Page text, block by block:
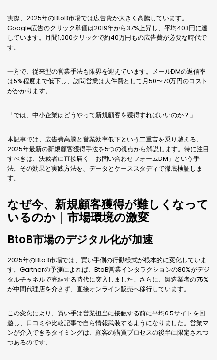
実際、2025年のBtoB市場では広告費が大きく高騰しています。
Google広告のクリック単価は2019年から37%上昇し、平均403円に達
しています。月間1,000クリックで約40万円もの広告費が必要な時代で
す。
一方で、従来型の営業手法も限界を迎えています。メールDMの返信率
は5%程度まで低下し、訪問営業は人件費として月50〜70万円のコスト
がかかります。
「では、中小企業はどうやって新規顧客を獲得すればいいのか？」
本記事では、広告費高騰と営業効率低下という二重苦を乗り越える、
2025年最新の新規顧客獲得手法を5つの視点から解説します。特に注目
すべきは、決裁者に直接届く「お問い合わせフォームDM」という手
法。その効果と実践方法を、データとケーススタディで徹底検証しま
す。
なぜ今、新規顧客獲得が難しくなって
いるのか｜市場環境の激変
BtoB市場のデジタル化が加速
2025年のBtoB市場では、買い手側の行動様式が根本的に変化していま
す。Gartnerの予測によれば、BtoB営業インタラクションの80%がデジ
タルチャネルで完結する時代に突入しました。さらに、製造業者の75%
が中間代理店を介さず、直接オンライン販売へ移行しています。
この変化により、買い手は営業担当に接触する前に平均6.5サイトを回
遊し、口コミや比較記事で自ら情報武装するようになりました。営業マ
ンが介入できるタイミングは、顧客の購買プロセスの後半に限定されつ
つあるのです。